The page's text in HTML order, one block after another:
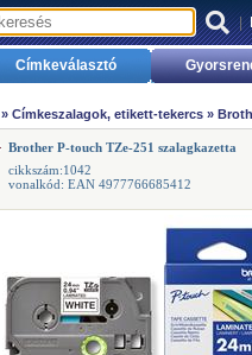
|
Címkeválasztó
» Címkeszalagok, etikett-tekercs »
Brother P-touch TZe-251 szalagkazetta
cikkszám:1042
vonalkód: EAN 4977766685412